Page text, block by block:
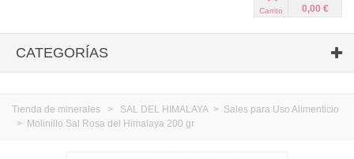
0,00 €
Carrito
CATEGORÍAS
Tienda de minerales > SAL DEL HIMALAYA > Sales para Uso Alimenticio
> Molinillo Sal Rosa del Himalaya 200 gr